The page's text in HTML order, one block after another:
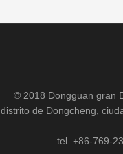
© 2018 Dongguan gran
distrito de Dongcheng,
tel. +86-769-